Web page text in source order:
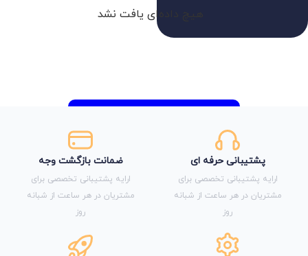
هیچ داده‌ای یافت نشد
پشتیبانی حرفه ای
ارایه پشتیبانی تخصصی برای
مشتریان در هر ساعت از شبانه
روز
ضمانت بازگشت وجه
ارایه پشتیبانی تخصصی برای
مشتریان در هر ساعت از شبانه
روز